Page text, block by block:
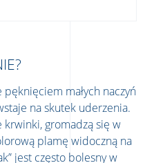
małych naczyń
na skutek uderzenia.
krwinki, gromadzą się w
plamę widoczną na
jest często bolesny w